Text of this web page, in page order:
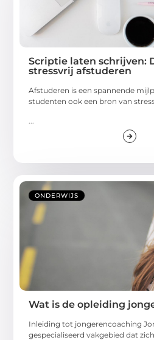
Scriptie laten schrijven:
stressvrij afstuderen
Afstuderen is een spannende
studenten ook een bron van
...
ONDERWIJS
Wat is de opleiding
Inleiding tot jongerencoaching
gespecialiseerd vakgebied dat